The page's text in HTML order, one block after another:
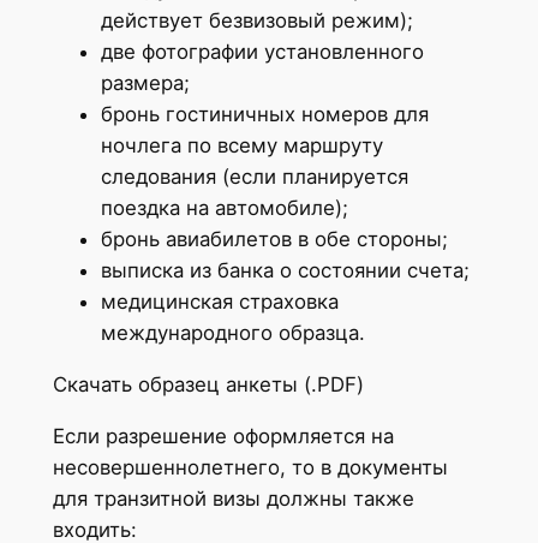
действует безвизовый режим);
две фотографии установленного
размера;
бронь гостиничных номеров для
ночлега по всему маршруту
следования (если планируется
поездка на автомобиле);
бронь авиабилетов в обе стороны;
выписка из банка о состоянии счета;
медицинская страховка
международного образца.
Скачать образец анкеты (.PDF)
Если разрешение оформляется на
несовершеннолетнего, то в документы
для транзитной визы должны также
входить: